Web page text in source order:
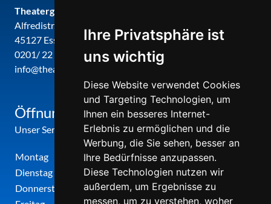
Ihre Privatsphäre ist
uns wichtig
Diese Website verwendet Cookies
und Targeting Technologien, um
Ihnen ein besseres Internet-
Erlebnis zu ermöglichen und die
Werbung, die Sie sehen, besser an
Ihre Bedürfnisse anzupassen.
Diese Technologien nutzen wir
außerdem, um Ergebnisse zu
messen, um zu verstehen, woher
Theatergemeinde metropole ruhr
Alfredistr. 32
45127 Essen
0201/ 22 22 29
info@theatergemeinde-metropole-ruhr.de
Öffnungszeiten
Unser Service-Center ist zu folgenden Zeiten geöffnet
Montag
12:00 Uhr - 17:00 Uhr
Dienstag
09:00 Uhr - 12:00 Uhr
Donnerstag
09:00 Uhr - 12:00 Uhr